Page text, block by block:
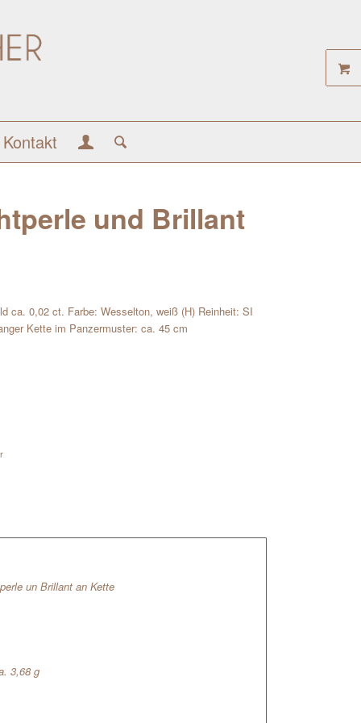
Kontakt
und Brillant
ca. 0,02 ct. Farbe: Wesselton, weiß (H) Reinheit: SI
Kette im Panzermuster: ca. 45 cm
un Brillant an Kette
3,68 g